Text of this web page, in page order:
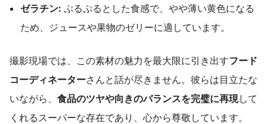
ゼラチン: ぷるぷるとした食感で、やや薄い黄色になる
ため、ジュースや果物のゼリーに適しています。
撮影現場では、この素材の魅力を最大限に引き出すフード
コーディネーターさんと話が尽きません。彼らは目立たな
いながら、 食品のツヤや向きのバランスを完璧に再現して
くれるスーパーな存在であり、心から尊敬しています。